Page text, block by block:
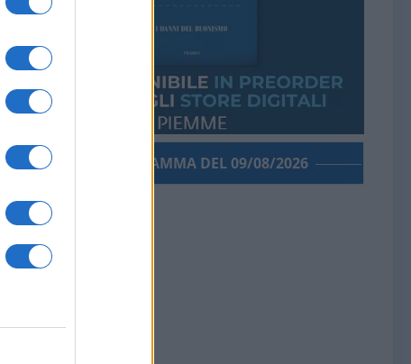
PORROGRAMMA DEL 09/08/2026